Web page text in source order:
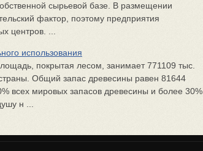
сырьевой базе. В размещении
фактор, поэтому предприятия
центров. ...
использования
покрытая лесом, занимает 771109 тыс.
Общий запас древесины равен 81644
всех мировых запасов древесины и более 30%
н ...